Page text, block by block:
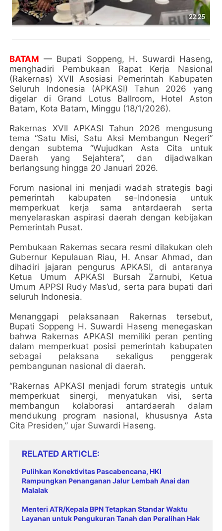
BATAM — Bupati Soppeng, H. Suwardi Haseng,
menghadiri Pembukaan Rapat Kerja Nasional
(Rakernas) XVII Asosiasi Pemerintah Kabupaten
Seluruh Indonesia (APKASI) Tahun 2026 yang
digelar di Grand Lotus Ballroom, Hotel Aston
Batam, Kota Batam, Minggu (18/1/2026).
Rakernas XVII APKASI Tahun 2026 mengusung
tema “Satu Misi, Satu Aksi Membangun Negeri”
dengan subtema “Wujudkan Asta Cita untuk
Daerah yang Sejahtera”, dan dijadwalkan
berlangsung hingga 20 Januari 2026.
Forum nasional ini menjadi wadah strategis bagi
pemerintah kabupaten se-Indonesia untuk
memperkuat kerja sama antardaerah serta
menyelaraskan aspirasi daerah dengan kebijakan
Pemerintah Pusat.
Pembukaan Rakernas secara resmi dilakukan oleh
Gubernur Kepulauan Riau, H. Ansar Ahmad, dan
dihadiri jajaran pengurus APKASI, di antaranya
Ketua Umum APKASI Bursah Zarnubi, Ketua
Umum APPSI Rudy Mas’ud, serta para bupati dari
seluruh Indonesia.
Menanggapi pelaksanaan Rakernas tersebut,
Bupati Soppeng H. Suwardi Haseng menegaskan
bahwa Rakernas APKASI memiliki peran penting
dalam memperkuat posisi pemerintah kabupaten
sebagai pelaksana sekaligus penggerak
pembangunan nasional di daerah.
“Rakernas APKASI menjadi forum strategis untuk
memperkuat sinergi, menyatukan visi, serta
membangun kolaborasi antardaerah dalam
mendukung program nasional, khususnya Asta
Cita Presiden,” ujar Suwardi Haseng.
RELATED ARTICLE
Pulihkan Konektivitas Pascabencana, HKI
Rampungkan Penanganan Jalur Lembah Anai dan
Malalak
Menteri ATR/Kepala BPN Tetapkan Standar Waktu
Layanan untuk Pengukuran Tanah dan Peralihan Hak